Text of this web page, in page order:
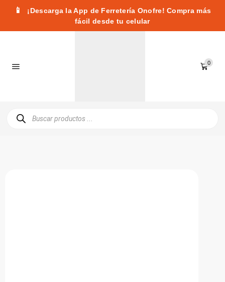
📱
¡Descarga la App de Ferretería Onofre! Compra más
fácil desde tu celular
0